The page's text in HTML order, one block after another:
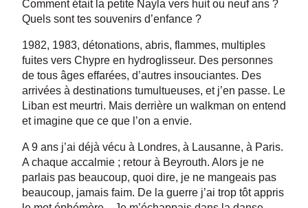
Comment était la petite Nayla vers huit ou neuf ans ?
Quels sont tes souvenirs d’enfance ?
1982, 1983, détonations, abris, flammes, multiples
fuites vers Chypre en hydroglisseur. Des personnes
de tous âges effarées, d’autres insouciantes. Des
arrivées à destinations tumultueuses, et j’en passe. Le
Liban est meurtri. Mais derrière un walkman on entend
et imagine que ce que l’on a envie.
A 9 ans j’ai déjà vécu à Londres, à Lausanne, à Paris.
A chaque accalmie ; retour à Beyrouth. Alors je ne
parlais pas beaucoup, quoi dire, je ne mangeais pas
beaucoup, jamais faim. De la guerre j’ai trop tôt appris